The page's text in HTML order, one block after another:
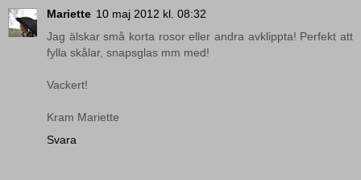
Mariette 10 maj 2012 kl. 08:32
Jag älskar små korta rosor eller andra avklippta! Perfekt att
fylla skålar, snapsglas mm med!
Vackert!
Kram Mariette
Svara